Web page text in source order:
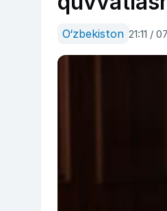
O‘zbekiston 21:11 /